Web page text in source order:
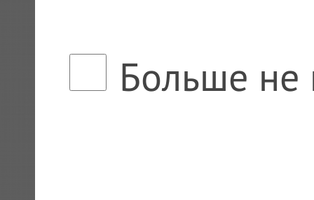
Больше не